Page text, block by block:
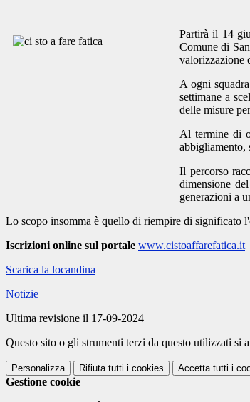
Partirà il 14
Comune di
valorizzazione
A ogni
settimane a
delle misure
Al termine di
abbigliamento,
Il percorso
dimensione
generazioni a
Lo scopo insomma è quello di riempire di significato
Iscrizioni online sul portale www.cistoaffarefatica.it
Scarica la locandina
Notizie
Ultima revisione il 17-09-2024
Questo sito o gli strumenti terzi da questo utilizzati si
Personalizza Rifiuta tutti i cookies Accetta tutti i
Gestione cookie